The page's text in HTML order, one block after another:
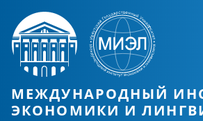
МЕЖДУНАРОДНЫЙ
ЭКОНОМИКИ И